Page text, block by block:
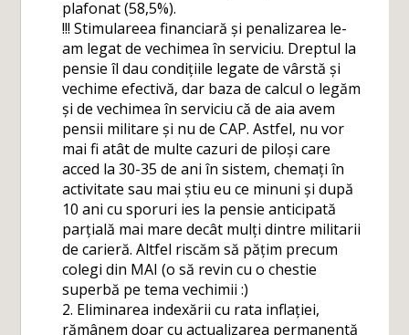
plafonat (58,5%).
!!! Stimulareea financiară și penalizarea le-
am legat de vechimea în serviciu. Dreptul la
pensie îl dau condițiile legate de vârstă și
vechime efectivă, dar baza de calcul o legăm
și de vechimea în serviciu că de aia avem
pensii militare și nu de CAP. Astfel, nu vor
mai fi atât de multe cazuri de piloși care
acced la 30-35 de ani în sistem, chemați în
activitate sau mai știu eu ce minuni și după
10 ani cu sporuri ies la pensie anticipată
parțială mai mare decât mulți dintre militarii
de carieră. Altfel riscăm să pățim precum
colegi din MAI (o să revin cu o chestie
superbă pe tema vechimii :)
2. Eliminarea indexării cu rata inflației,
rămânem doar cu actualizarea permanentă